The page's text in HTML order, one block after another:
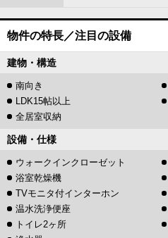
物件の特長／注目の設備
建物・構造
南向き
LDK15帖以上
全居室収納
設備・仕様
ウォークインクローゼット
浴室乾燥機
TVモニタ付インターホン
温水洗浄便座
トイレ2ヶ所